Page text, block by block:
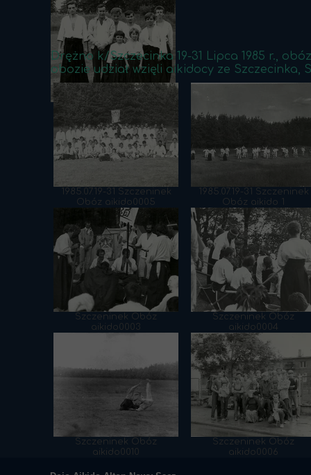
Drężno k/Szczecinka 19-31 Lipca 1985 r.,
obozie udział wzięli aikidocy ze Szczecinka,
1985.07.19-31 Szczeninek
Obóz aikido0005
1985.07.19-31 Szczeninek
Obóz aikido 1
Szczeninek Obóz
aikido0003
Szczeninek Obóz
aikido0004
Szczeninek Obóz
aikido0010
Szczeninek Obóz
aikido0006
1985.06.08 Nowy Sącz
WCKS Dunajec Pokaz
Aikido 5